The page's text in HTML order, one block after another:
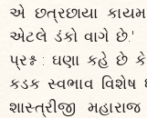
એ છત્રછાયા
એટલે ડંકો વાગે છે.'
પ્રશ્ન : ઘણા કહે છે
કડક સ્વભાવ વિશેષ
શાસ્ત્રીજી